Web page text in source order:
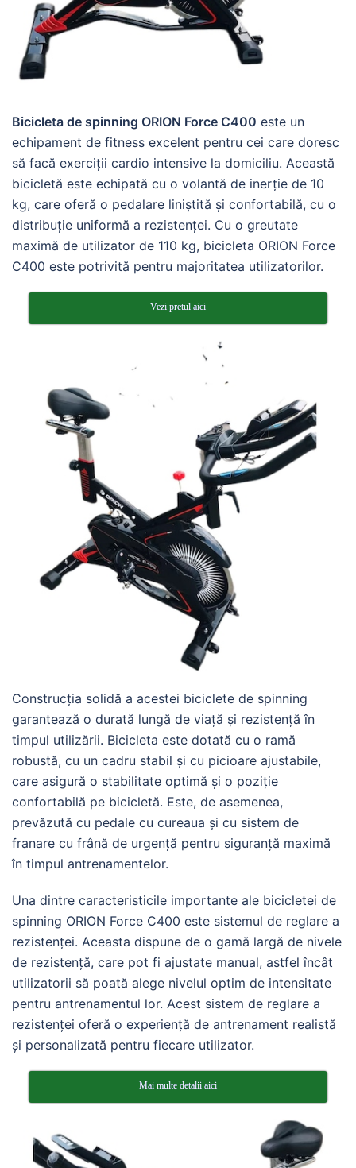
Bicicleta de spinning ORION Force C400 este un
echipament de fitness excelent pentru cei care doresc
să facă exerciții cardio intensive la domiciliu. Această
bicicletă este echipată cu o volantă de inerție de 10
kg, care oferă o pedalare liniștită și confortabilă, cu o
distribuție uniformă a rezistenței. Cu o greutate
maximă de utilizator de 110 kg, bicicleta ORION Force
C400 este potrivită pentru majoritatea utilizatorilor.
Vezi pretul aici
Construcția solidă a acestei biciclete de spinning
garantează o durată lungă de viață și rezistență în
timpul utilizării. Bicicleta este dotată cu o ramă
robustă, cu un cadru stabil și cu picioare ajustabile,
care asigură o stabilitate optimă și o poziție
confortabilă pe bicicletă. Este, de asemenea,
prevăzută cu pedale cu cureaua și cu sistem de
franare cu frână de urgență pentru siguranță maximă
în timpul antrenamentelor.
Una dintre caracteristicile importante ale bicicletei de
spinning ORION Force C400 este sistemul de reglare a
rezistenței. Aceasta dispune de o gamă largă de nivele
de rezistență, care pot fi ajustate manual, astfel încât
utilizatorii să poată alege nivelul optim de intensitate
pentru antrenamentul lor. Acest sistem de reglare a
rezistenței oferă o experiență de antrenament realistă
și personalizată pentru fiecare utilizator.
Mai multe detalii aici